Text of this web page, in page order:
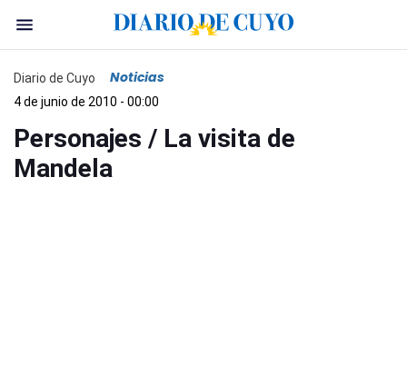
Diario de Cuyo Noticias
4 de junio de 2010 - 00:00
Personajes / La visita de
Mandela